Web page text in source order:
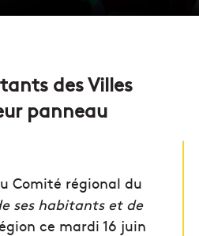
des Villes
panneau
Comité régional du
ses habitants et de
ce mardi 16 juin